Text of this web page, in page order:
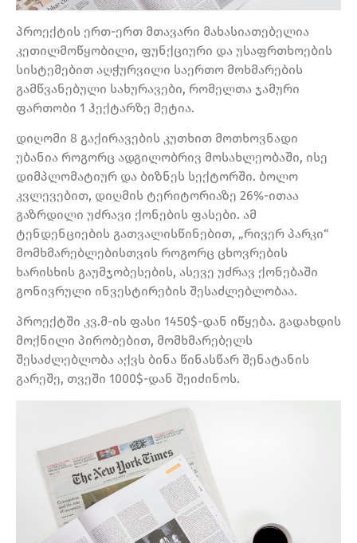
პროექტის ერთ-ერთ მთავარი მახასიათებელია
კეთილმოწყობილი, ფუნქციური და უსაფრთხოების
სისტემებით აღჭურვილი საერთო მოხმარების
გამწვანებული სახურავები, რომელთა ჯამური
ფართობი 1 ჰექტარზე მეტია.
დიღომი 8 გაქირავების კუთხით მოთხოვნადი
უბანია როგორც ადგილობრივ მოსახლეობაში, ისე
დიმპლომატიურ და ბიზნეს სექტორში. ბოლო
კვლევებით, დიღმის ტერიტორიაზე 26%-ითაა
გაზრდილი უძრავი ქონების ფასები. ამ
ტენდენციების გათვალისწინებით, „რივერ პარკი“
მომხმარებლებისთვის როგორც ცხოვრების
ხარისხის გაუმჯობესების, ასევე უძრავ ქონებაში
გონივრული ინვესტირების შესაძლებლობაა.
პროექტში კვ.მ-ის ფასი 1450$-დან იწყება. გადახდის
მოქნილი პირობებით, მომხმარებელს
შესაძლებლობა აქვს ბინა წინასწარ შენატანის
გარეშე, თვეში 1000$-დან შეიძინოს.